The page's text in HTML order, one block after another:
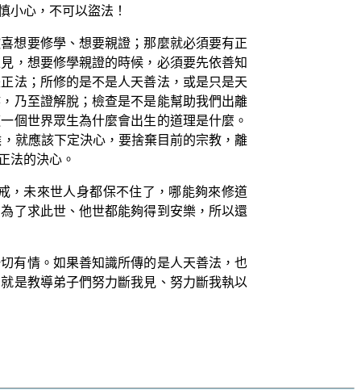
小心，不可以盜法！
想要修學、想要親證；那麼就必須要有正
，想要修學親證的時候，必須要先依善知
法；所修的是不是人天善法，或是只是天
乃至證解脫；檢查是不是能幫助我們出離
個世界眾生為什麼會出生的道理是什麼。
就應該下定決心，要捨棄目前的宗教，離
法的決心。
，未來世人身都保不住了，哪能夠來修道
了求此世、他世都能夠得到安樂，所以還
有情。如果善知識所傳的是人天善法，也
是教導弟子們努力斷我見、努力斷我執以